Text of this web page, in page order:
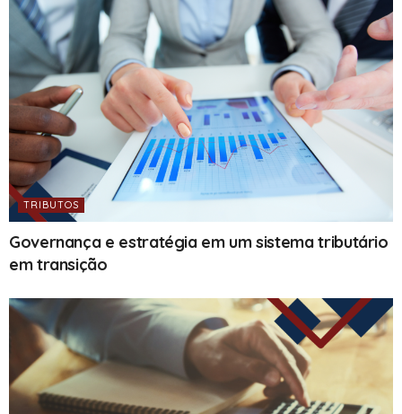
TRIBUTOS
Governança e estratégia em um sistema tributário
em transição